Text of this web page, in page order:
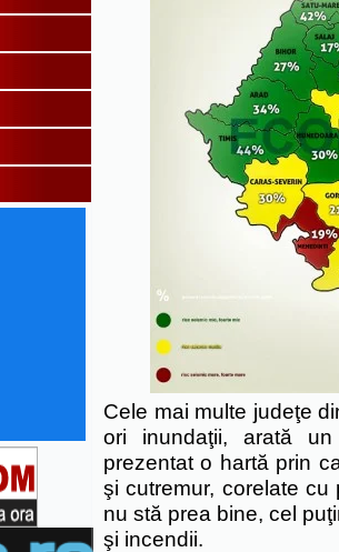
Cele mai multe judeţe
ori inundaţii, arată
prezentat o hartă prin
şi cutremur, corelate
nu stă prea bine, cel
şi incendii.